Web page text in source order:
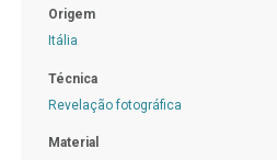
Origem
Itália
Técnica
Revelação fotográfica
Material